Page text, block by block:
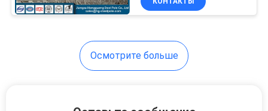
Улица свет
Осмотрите больше